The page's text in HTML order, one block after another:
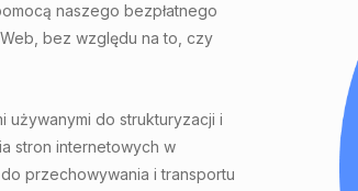
naszego bezpłatnego
bez względu na to, czy
używanymi do strukturyzacji i
stron internetowych w
przechowywania i transportu